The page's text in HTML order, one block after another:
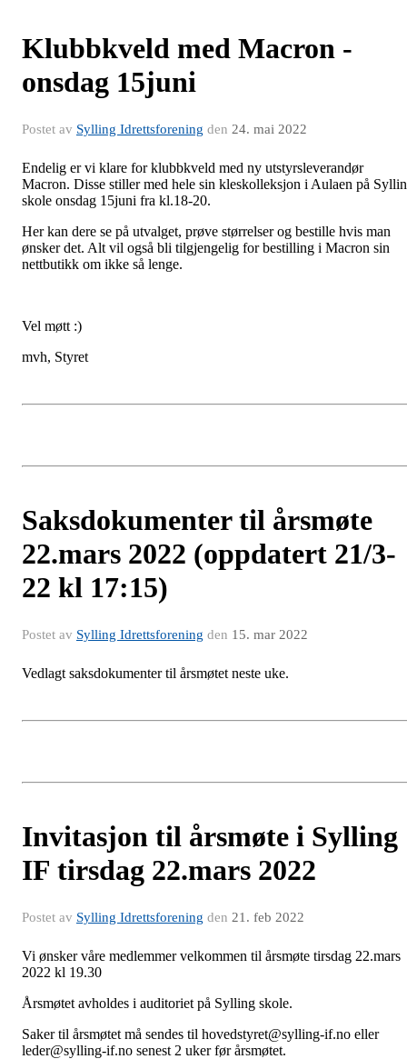
Klubbkveld med Macron -
onsdag 15juni
Postet av Sylling Idrettsforening den 24. mai 2022
Endelig er vi klare for klubbkveld med ny utstyrsleverandør
Macron. Disse stiller med hele sin kleskolleksjon i Aulaen på
skole onsdag 15juni fra kl.18-20.
Her kan dere se på utvalget, prøve størrelser og bestille hvis man
ønsker det. Alt vil også bli tilgjengelig for bestilling i Macron sin
nettbutikk om ikke så lenge.
Vel møtt :)
mvh, Styret
Saksdokumenter til årsmøte
22.mars 2022 (oppdatert 21/3-
22 kl 17:15)
Postet av Sylling Idrettsforening den 15. mar 2022
Vedlagt saksdokumenter til årsmøtet neste uke.
Invitasjon til årsmøte i Sylling
IF tirsdag 22.mars 2022
Postet av Sylling Idrettsforening den 21. feb 2022
Vi ønsker våre medlemmer velkommen til årsmøte tirsdag 22.mars
2022 kl 19.30
Årsmøtet avholdes i auditoriet på Sylling skole.
Saker til årsmøtet må sendes til hovedstyret@sylling-if.no eller
leder@sylling-if.no senest 2 uker før årsmøtet.